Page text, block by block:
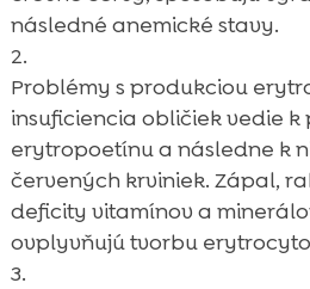
následné anemické stavy.
Problémy s produkciou
insuficiencia obličiek vedie
erytropoetínu a následne k
červených krviniek. Zápal,
deficity vitamínov a
ovplyvňujú tvorbu